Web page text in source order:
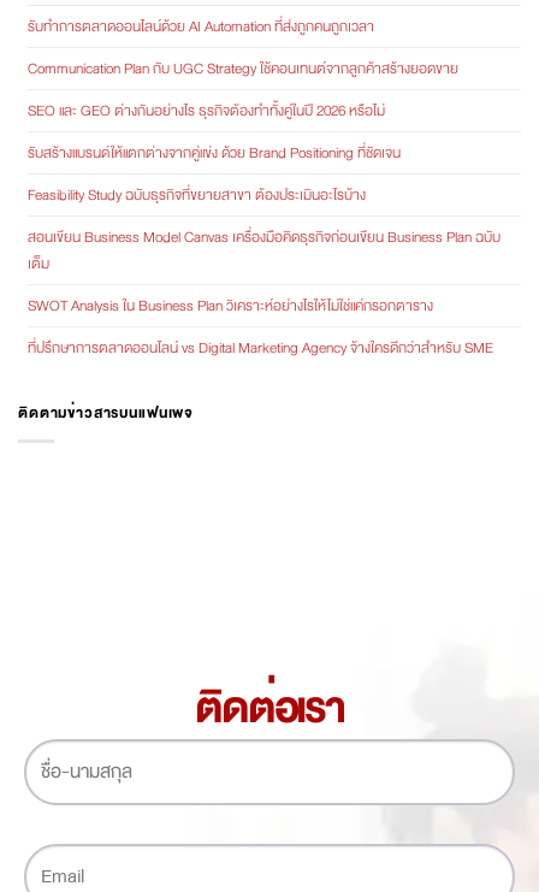
รับทำการตลาดออนไลน์ด้วย AI Automation ที่ส่งถูกคนถูกเวลา
Communication Plan กับ UGC Strategy ใช้คอนเทนต์จากลูกค้าสร้างยอดขาย
SEO และ GEO ต่างกันอย่างไร ธุรกิจต้องทำทั้งคู่ในปี 2026 หรือไม่
รับสร้างแบรนด์ให้แตกต่างจากคู่แข่ง ด้วย Brand Positioning ที่ชัดเจน
Feasibility Study ฉบับธุรกิจที่ขยายสาขา ต้องประเมินอะไรบ้าง
สอนเขียน Business Model Canvas เครื่องมือคิดธุรกิจก่อนเขียน Business Plan ฉบับ
เต็ม
SWOT Analysis ใน Business Plan วิเคราะห์อย่างไรให้ไม่ใช่แค่กรอกตาราง
ที่ปรึกษาการตลาดออนไลน์ vs Digital Marketing Agency จ้างใครดีกว่าสำหรับ SME
ติดตามข่าวสารบนแฟนเพจ
ติดต่อเรา